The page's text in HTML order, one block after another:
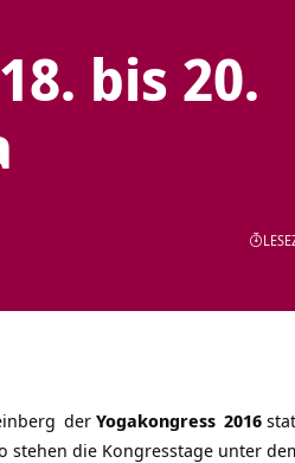
bis 20.
der Yogakongress 2016
stehen die Kongresstage unter